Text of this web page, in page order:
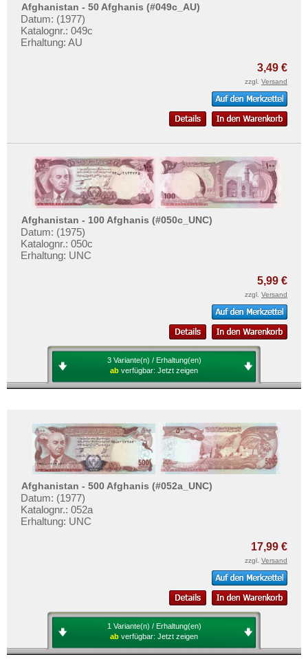
Afghanistan - 50 Afghanis (#049c_AU)
Datum: (1977)
Katalognr.: 049c
Erhaltung: AU
3,49 €
zzgl. Versand
Afghanistan - 100 Afghanis (#050c_UNC)
Datum: (1975)
Katalognr.: 050c
Erhaltung: UNC
5,99 €
zzgl. Versand
3 Variante(n) / Erhaltung(en)
ab verfügbar: Jetzt zeigen
Afghanistan - 500 Afghanis (#052a_UNC)
Datum: (1977)
Katalognr.: 052a
Erhaltung: UNC
17,99 €
zzgl. Versand
1 Variante(n) / Erhaltung(en)
ab verfügbar: Jetzt zeigen